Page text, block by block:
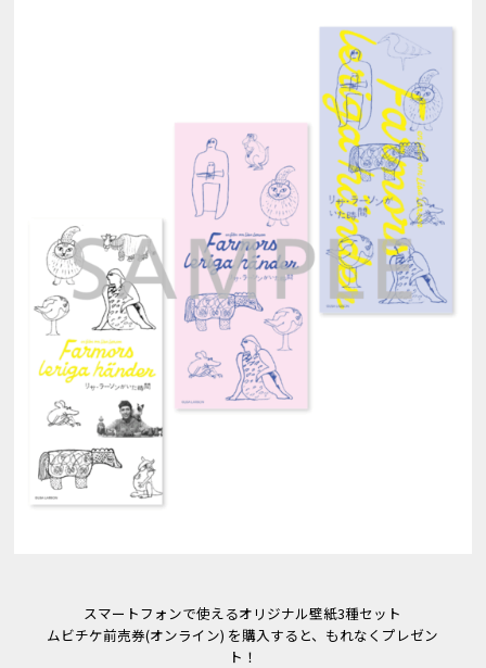
スマートフォンで使えるオリジナル壁紙3種セット
ムビチケ前売券(オンライン) を購入すると、もれなくプレゼン
ト！